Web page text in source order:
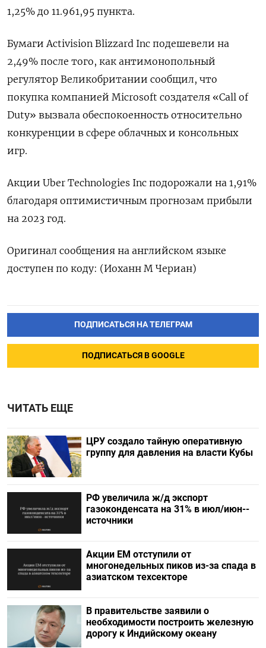
1,25% до 11.961,95 пункта.
Бумаги Activision Blizzard Inc подешевели на
2,49% после того, как антимонопольный
регулятор Великобритании сообщил, что
покупка компанией Microsoft создателя «Call of
Duty» вызвала обеспокоенность относительно
конкуренции в сфере облачных и консольных
игр.
Акции Uber Technologies Inc подорожали на 1,91%
благодаря оптимистичным прогнозам прибыли
на 2023 год.
Оригинал сообщения на английском языке
доступен по коду: (Иоханн М Чериан)
ПОДПИСАТЬСЯ НА ТЕЛЕГРАМ
ПОДПИСАТЬСЯ В GOOGLE
ЧИТАТЬ ЕЩЕ
ЦРУ создало тайную оперативную
группу для давления на власти Кубы
РФ увеличила ж/д экспорт
газоконденсата на 31% в июл/июн--
источники
Акции ЕМ отступили от
многонедельных пиков из-за спада в
азиатском техсекторе
В правительстве заявили о
необходимости построить железную
дорогу к Индийскому океану